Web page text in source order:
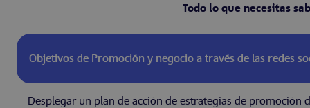
Todo lo que necesitas
Objetivos de Promoción y negocio a través de las redes
Desplegar un plan de acción de estrategias de promoción